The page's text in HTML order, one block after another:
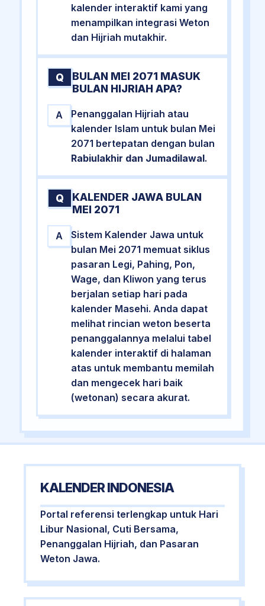
kalender interaktif kami yang
menampilkan integrasi Weton
dan Hijriah mutakhir.
Q
BULAN MEI 2071 MASUK
BULAN HIJRIAH APA?
A
Penanggalan Hijriah atau
kalender Islam untuk bulan Mei
2071 bertepatan dengan bulan
Rabiulakhir dan Jumadilawal.
Q
KALENDER JAWA BULAN
MEI 2071
A
Sistem Kalender Jawa untuk
bulan Mei 2071 memuat siklus
pasaran Legi, Pahing, Pon,
Wage, dan Kliwon yang terus
berjalan setiap hari pada
kalender Masehi. Anda dapat
melihat rincian weton beserta
penanggalannya melalui tabel
kalender interaktif di halaman
atas untuk membantu memilah
dan mengecek hari baik
(wetonan) secara akurat.
KALENDER INDONESIA
Portal referensi terlengkap untuk Hari
Libur Nasional, Cuti Bersama,
Penanggalan Hijriah, dan Pasaran
Weton Jawa.